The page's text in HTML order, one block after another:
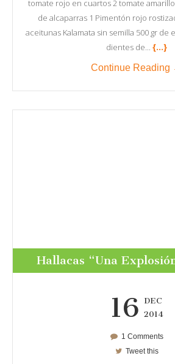
tomate rojo en cuartos 2 tomate
de alcaparras 1 Pimentón rojo
aceitunas Kalamata sin semilla 500 gr de
dientes de... {...}
Continue Reading
Hallacas “Una
16
DEC
2014
1 Comments
Tweet this